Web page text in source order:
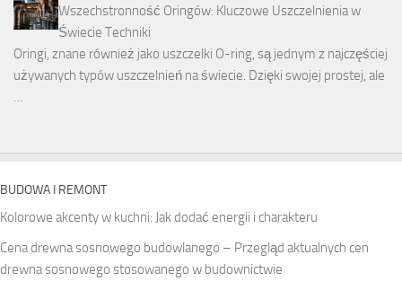
Wszechstronność Oringów: Kluczowe Uszczelnienia w
Świecie Techniki
Oringi, znane również jako uszczelki O-ring, są jednym z najczęściej
używanych typów uszczelnień na świecie. Dzięki swojej prostej, ale
…
BUDOWA I REMONT
Kolorowe akcenty w kuchni: Jak dodać energii i charakteru
Cena drewna sosnowego budowlanego – Przegląd aktualnych cen
drewna sosnowego stosowanego w budownictwie